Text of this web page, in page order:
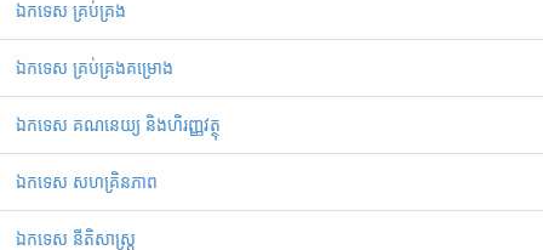
ឯ​ក​ទេស​ ​គ្រប់គ្រង​
ឯកទេស គ្រប់គ្រងគម្រោង
ឯកទេស គណនេយ្យ និងហិរញ្ញវត្ថុ
ឯកទេស សហគ្រិនភាព
ឯកទេស នីតិសាស្ត្រ